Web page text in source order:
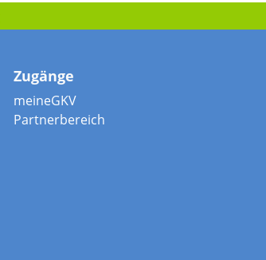
Zugänge
meineGKV
Partnerbereich